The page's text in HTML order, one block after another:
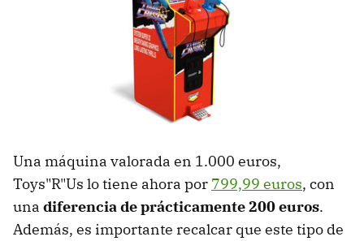
Una máquina valorada en 1.000 euros,
Toys"R"Us lo tiene ahora por 799,99 euros, con
una diferencia de prácticamente 200 euros.
Además, es importante recalcar que este tipo de